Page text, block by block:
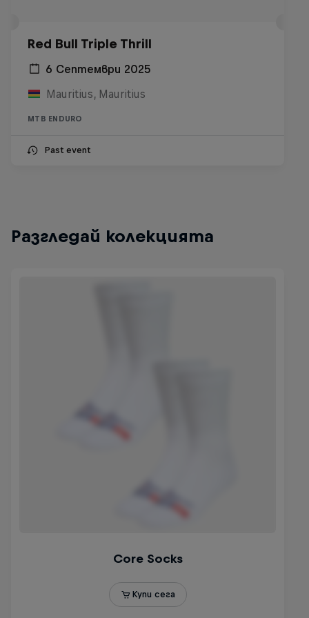
Red Bull Triple Thrill
6 Септември 2025
Mauritius, Mauritius
MTB ENDURO
Past event
Разгледай колекцията